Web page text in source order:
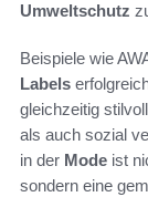
Umweltschutz
Beispiele wie
Labels
gleichzeitig
als auch sozial
in der Mode ist
sondern eine